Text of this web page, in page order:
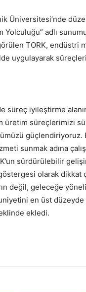
Üniversitesi’nde
Yolculuğu” adlı
TORK, endüstri
uygulayarak
süreç iyileştirme
üretim süreçlerimizi
güçlendiriyoruz.
sunmak adına
sürdürülebilir
olarak dikkat
değil, geleceğe
en üst
ekledi.